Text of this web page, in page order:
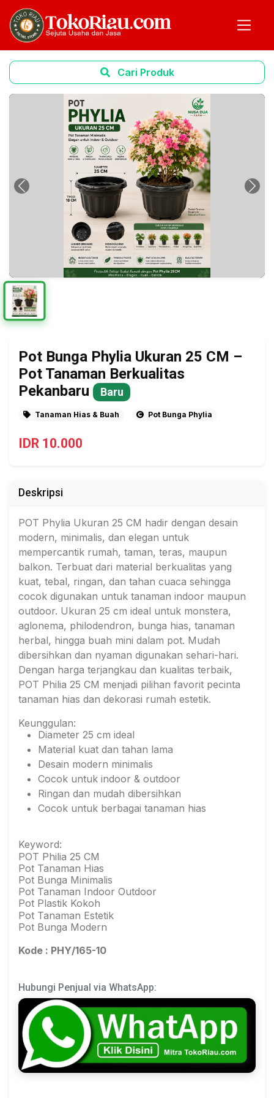
Cari Produk
Previous Next
Pot Bunga Phylia Ukuran 25 CM –
Pot Tanaman Berkualitas
Pekanbaru
Baru
Tanaman Hias & Buah Pot Bunga Phylia
IDR 10.000
Deskripsi
POT Phylia Ukuran 25 CM hadir dengan desain
modern, minimalis, dan elegan untuk
mempercantik rumah, taman, teras, maupun
balkon. Terbuat dari material berkualitas yang
kuat, tebal, ringan, dan tahan cuaca sehingga
cocok digunakan untuk tanaman indoor maupun
outdoor. Ukuran 25 cm ideal untuk monstera,
aglonema, philodendron, bunga hias, tanaman
herbal, hingga buah mini dalam pot. Mudah
dibersihkan dan nyaman digunakan sehari-hari.
Dengan harga terjangkau dan kualitas terbaik,
POT Philia 25 CM menjadi pilihan favorit pecinta
tanaman hias dan dekorasi rumah estetik.
Keunggulan:
Diameter 25 cm ideal
Material kuat dan tahan lama
Desain modern minimalis
Cocok untuk indoor & outdoor
Ringan dan mudah dibersihkan
Cocok untuk berbagai tanaman hias
Keyword:
POT Philia 25 CM
Pot Tanaman Hias
Pot Bunga Minimalis
Pot Tanaman Indoor Outdoor
Pot Plastik Kokoh
Pot Tanaman Estetik
Pot Bunga Modern
Kode : PHY/165-10
Hubungi Penjual via WhatsApp: